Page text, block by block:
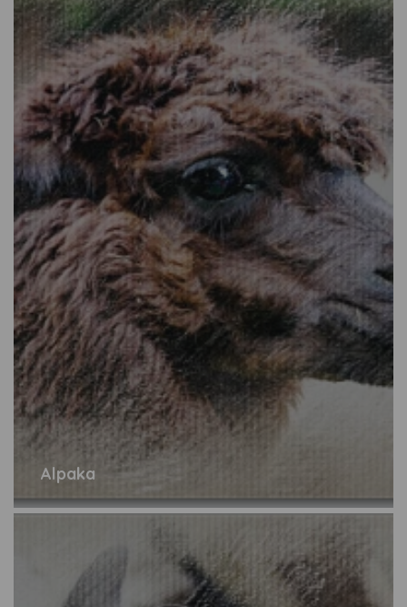
Alpaka